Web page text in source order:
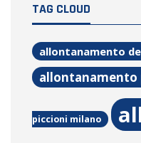
TAG CLOUD
allontanamento
allontanamento
piccioni milano